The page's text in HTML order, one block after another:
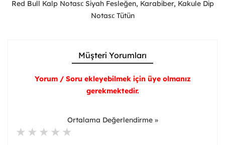
Red Bull Kalp Notası: Siyah Fesleğen, Karabiber, Kakule Dip
Notası: Tütün
Müşteri Yorumları
Yorum / Soru ekleyebilmek için üye olmanız
gerekmektedir.
Ortalama Değerlendirme »